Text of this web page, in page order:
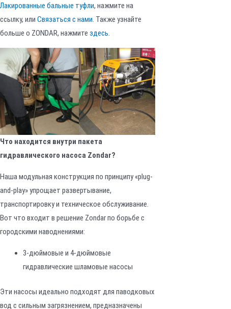
Лакированные бальные туфли, нажмите на
ссылку, или Связаться с нами . Также узнайте
больше о ZONDAR, нажмите здесь
Что находится внутри пакета
гидравлического насоса Zondar?
Наша модульная конструкция по принципу «plug-
and-play» упрощает развертывание,
транспортировку и техническое обслуживание.
Вот что входит в решение Zondar по борьбе с
городскими наводнениями:
3-дюймовые и 4-дюймовые
гидравлические шламовые насосы
Эти насосы идеально подходят для паводковых
вод с сильным загрязнением, предназначены